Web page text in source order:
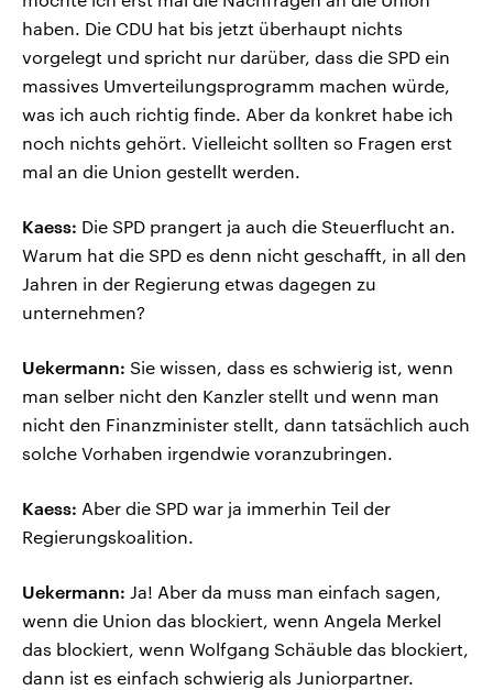
haben. Die CDU hat bis jetzt überhaupt nichts
vorgelegt und spricht nur darüber, dass die SPD ein
massives Umverteilungsprogramm machen würde,
was ich auch richtig finde. Aber da konkret habe ich
noch nichts gehört. Vielleicht sollten so Fragen erst
mal an die Union gestellt werden.
Kaess: Die SPD prangert ja auch die Steuerflucht an.
Warum hat die SPD es denn nicht geschafft, in all den
Jahren in der Regierung etwas dagegen zu
unternehmen?
Uekermann: Sie wissen, dass es schwierig ist, wenn
man selber nicht den Kanzler stellt und wenn man
nicht den Finanzminister stellt, dann tatsächlich auch
solche Vorhaben irgendwie voranzubringen.
Kaess: Aber die SPD war ja immerhin Teil der
Regierungskoalition.
Uekermann: Ja! Aber da muss man einfach sagen,
wenn die Union das blockiert, wenn Angela Merkel
das blockiert, wenn Wolfgang Schäuble das blockiert,
dann ist es einfach schwierig als Juniorpartner.